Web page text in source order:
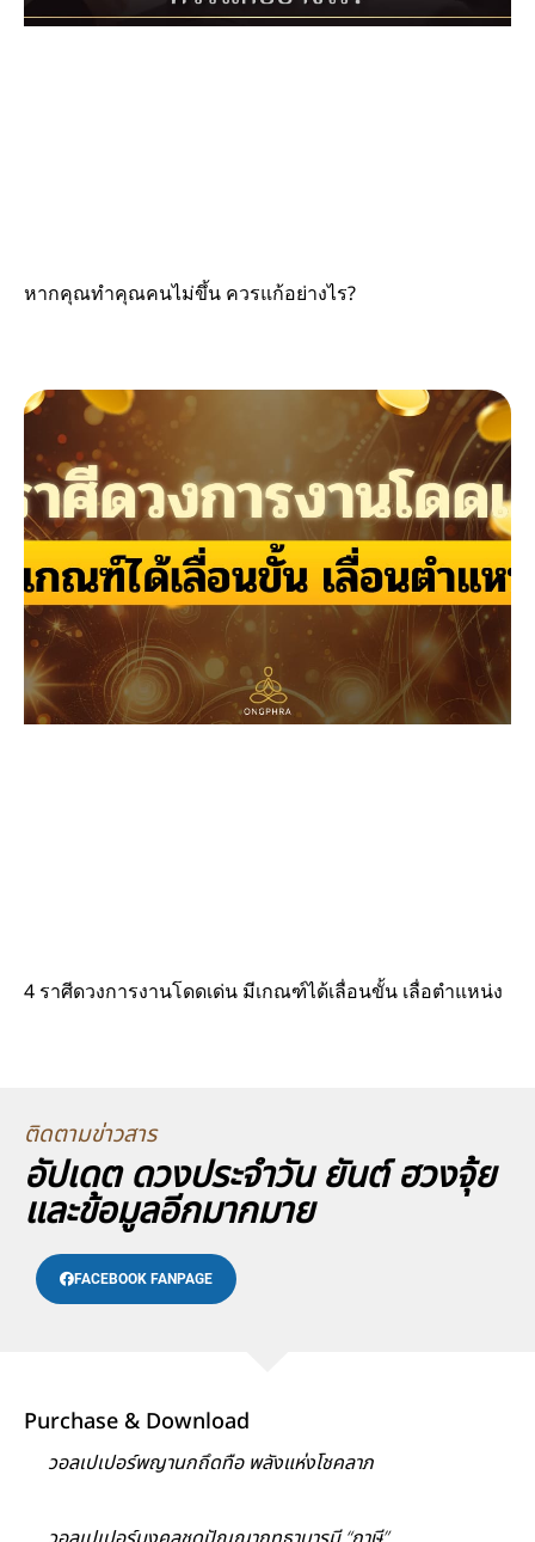
หากคุณทำคุณคนไม่ขึ้น ควรแก้อย่างไร?
4 ราศีดวงการงานโดดเด่น มีเกณฑ์ได้เลื่อนขั้น เลื่อตำแหน่ง
ติดตามข่าวสาร
อัปเดต ดวงประจำวัน ยันต์ ฮวงจุ้ย
และข้อมูลอีกมากมาย
FACEBOOK FANPAGE
Purchase & Download
วอลเปเปอร์พญานกถึดทือ พลังแห่งโชคลาภ